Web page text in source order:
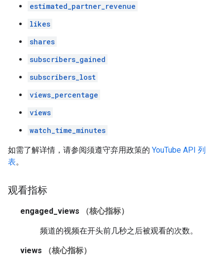
estimated_partner_revenue
likes
shares
subscribers_gained
subscribers_lost
views_percentage
views
watch_time_minutes
如需了解详情，请参阅须遵守弃用政策的 YouTube API 列
表。
观看指标
engaged_views （核心指标）
频道的视频在开头前几秒之后被观看的次数。
views （核心指标）